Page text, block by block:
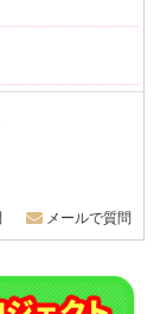
メールで質問